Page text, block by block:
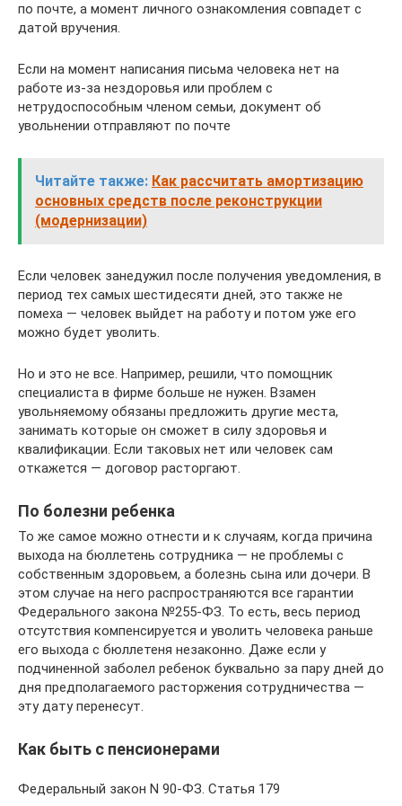
по почте, а момент личного ознакомления совпадет с
датой вручения.
Если на момент написания письма человека нет на
работе из-за нездоровья или проблем с
нетрудоспособным членом семьи, документ об
увольнении отправляют по почте
Читайте также: Как рассчитать амортизацию
основных средств после реконструкции
(модернизации)
Если человек занедужил после получения уведомления, в
период тех самых шестидесяти дней, это также не
помеха — человек выйдет на работу и потом уже его
можно будет уволить.
Но и это не все. Например, решили, что помощник
специалиста в фирме больше не нужен. Взамен
увольняемому обязаны предложить другие места,
занимать которые он сможет в силу здоровья и
квалификации. Если таковых нет или человек сам
откажется — договор расторгают.
По болезни ребенка
То же самое можно отнести и к случаям, когда причина
выхода на бюллетень сотрудника — не проблемы с
собственным здоровьем, а болезнь сына или дочери. В
этом случае на него распространяются все гарантии
Федерального закона №255-ФЗ. То есть, весь период
отсутствия компенсируется и уволить человека раньше
его выхода с бюллетеня незаконно. Даже если у
подчиненной заболел ребенок буквально за пару дней до
дня предполагаемого расторжения сотрудничества —
эту дату перенесут.
Как быть с пенсионерами
Федеральный закон N 90-ФЗ. Статья 179